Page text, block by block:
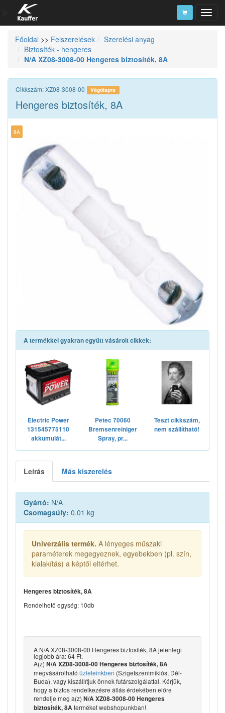
Szerszámkatalógus
Kosár
Alkatrészek
Főoldal >> Felszerelések
Szerelési anyag
Biztosíték - hengeres
N/A XZ08-3008-00 Hengeres biztosíték, 8A
Cikkszám: XZ08-3008-00 Vágólapra
Hengeres biztosíték, 8A
8A
A termékkel gyakran együtt vásárolt cikkek:
Electric Power
131545775110
akkumulát...
Petec 70060
Bremsenreiniger
Spray, pr...
Teszt cikkszám,
nem szállítható!
Leírás Más kiszerelés
Gyártó: N/A
Csomagsúly: 0.01 kg
Univerzális termék. A lényeges műszaki
paraméterek megegyeznek, egyebekben (pl. szín,
kialakítás) a képtől eltérhet.
Hengeres biztosíték, 8A
Rendelhető egység: 10db
A N/A XZ08-3008-00 Hengeres biztosíték, 8A jelenlegi
legjobb ára: 64 Ft.
A(z) N/A XZ08-3008-00 Hengeres biztosíték, 8A
megvásárolható üzleteinkben (Szigetszentmiklós, Dél-
Buda), vagy kiszállítjuk önnek futárszolgálattal. Kérjük,
hogy a biztos rendelkezésre állás érdekében előre
rendelje meg a(z) N/A XZ08-3008-00 Hengeres
biztosíték, 8Aterméket webshopunkban!